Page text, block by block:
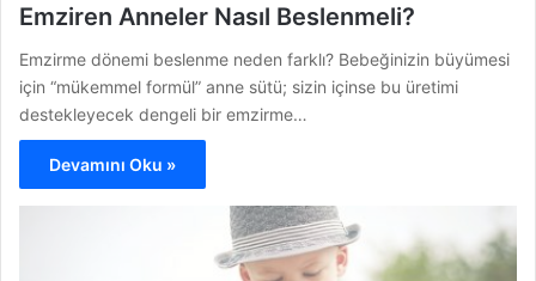
Emziren Anneler Nasıl Beslenmeli?
Emzirme dönemi beslenme neden farklı? Bebeğinizin büyümesi
için “mükemmel formül” anne sütü; sizin içinse bu üretimi
destekleyecek dengeli bir emzirme…
Devamını Oku »